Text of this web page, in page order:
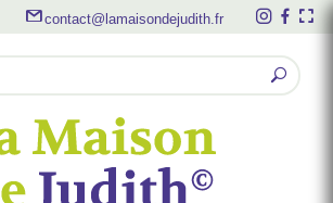
contact@lamaisondejudith.fr